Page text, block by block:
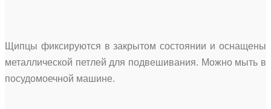
Щипцы фиксируются в закрытом состоянии и оснащены
металлической петлей для подвешивания. Можно мыть в
посудомоечной машине.